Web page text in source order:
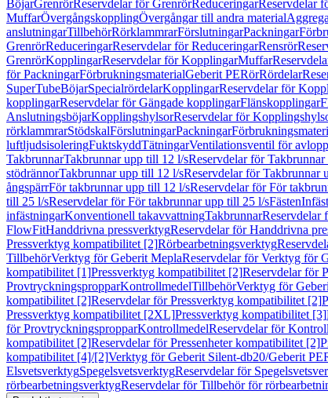
BöjarGrenrörReservdelar för GrenrörReduceringarReservdelar
MuffarÖvergångskopplingÖvergångar till andra material
anslutningarTillbehörRörklammrarFörslutningarPackningar
GrenrörReduceringarReservdelar för ReduceringarRensrör
GrenrörKopplingarReservdelar för KopplingarMuffar
för PackningarFörbrukningsmaterialGeberit PERörRördelar
SuperTubeBöjarSpecialrördelarKopplingarReservdelar för
kopplingarReservdelar för Gängade kopplingarFlänskopplingar
AnslutningsböjarKopplingshylsorReservdelar för
rörklammrarStödskalFörslutningarPackningar
luftljudsisoleringFuktskyddTätningarVentilationsventil för avlopp
TakbrunnarTakbrunnar upp till 12 l/sReservdelar för
stödrännorTakbrunnar upp till 12 l/sReservdelar för Takbrunnar
ångspärrFör takbrunnar upp till 12 l/sReservdelar för För
till 25 l/sReservdelar för För takbrunnar upp till 25 l/sFästen
infästningarKonventionell takavvattningTakbrunnarReservdelar
FlowFitHanddrivna pressverktygReservdelar för Handdrivna
Pressverktyg kompatibilitet [2]Rörbearbetningsverktyg
TillbehörVerktyg för Geberit MeplaReservdelar för Verktyg för
kompatibilitet [1]Pressverktyg kompatibilitet [2]Reservdelar för
ProvtryckningspropparKontrollmedelTillbehörVerktyg för
kompatibilitet [2]Reservdelar för Pressverktyg kompatibilitet [2]
Pressverktyg kompatibilitet [2XL]Pressverktyg kompatibilitet [3]
för ProvtryckningspropparKontrollmedelReservdelar för
kompatibilitet [2]Reservdelar för Pressenheter kompatibilitet [2]
kompatibilitet [4]/[2]Verktyg för Geberit Silent-db20/Geberit PE
ElsvetsverktygSpegelsvetsverktygReservdelar för
rörbearbetningsverktygReservdelar för Tillbehör för